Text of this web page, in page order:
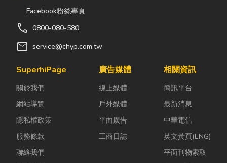
門，都覺得門
拔河，甚至伴
隨刺耳的金屬
實，門片故障
要花大錢將整
扇...
管工程。到底
麼？它跟傳統
裝瓦斯有什麼
差別？天然瓦
斯...
兼具美感、機
想生活空間...
Facebook粉絲專頁
call 0800-080-580
mail service@chyp.com.tw
SuperhiPage
關於我們
網站導覽
隱私權政策
服務條款
聯絡我們
廣告媒體
線上媒體
戶外媒體
平面廣告
工商日誌
相關資訊
簡訊平台
最新消息
中華電信
英文黃頁(ENG)
平面刊物索取